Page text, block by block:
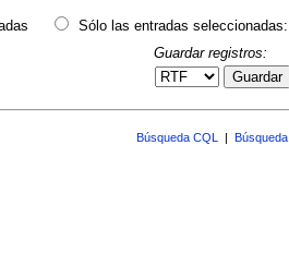
Sólo las entradas seleccionadas:
Guardar registros:
Guardar
Búsqueda CQL